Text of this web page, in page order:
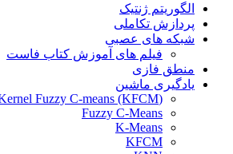
الگوریتم ژنتیک
پردازش تکاملی
شبکه های عصبی
فیلم های آموزش کتاب فاست
منطق فازی
یادگیری ماشین
(Kernel Fuzzy C-means (KFCM
Fuzzy C-Means
K-Means
KFCM